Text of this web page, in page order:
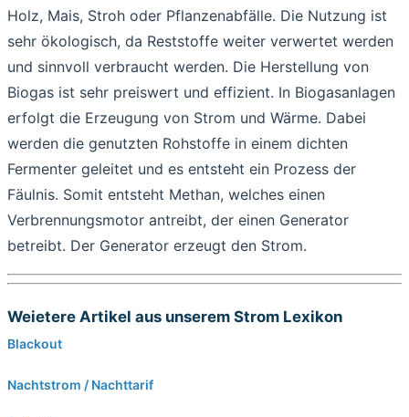
Holz, Mais, Stroh oder Pflanzenabfälle. Die Nutzung ist
sehr ökologisch, da Reststoffe weiter verwertet werden
und sinnvoll verbraucht werden. Die Herstellung von
Biogas ist sehr preiswert und effizient. In Biogasanlagen
erfolgt die Erzeugung von Strom und Wärme. Dabei
werden die genutzten Rohstoffe in einem dichten
Fermenter geleitet und es entsteht ein Prozess der
Fäulnis. Somit entsteht Methan, welches einen
Verbrennungsmotor antreibt, der einen Generator
betreibt. Der Generator erzeugt den Strom.
Weietere Artikel aus unserem Strom Lexikon
Blackout
Nachtstrom / Nachttarif